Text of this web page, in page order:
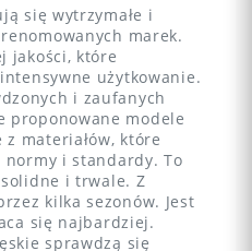
się wytrzymałe i
marek.
jakości, które
użytkowanie.
i zaufanych
proponowane modele
z materiałów, które
normy i standardy. To
i trwale. Z
kilka sezonów. Jest
się najbardziej.
sprawdzą się
41 43
Dodaj do koszyka